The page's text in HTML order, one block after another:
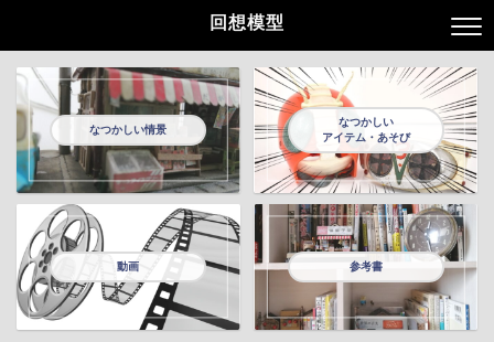
回想模型
なつかしい情景
なつかしい
アイテム・あそび
動画 参考書